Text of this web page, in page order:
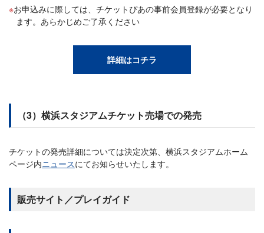
お申込みに際しては、チケットぴあの事前会員登録が必要となり
ます。あらかじめご了承ください
詳細はコチラ
（3）横浜スタジアムチケット売場での発売
チケットの発売詳細については決定次第、横浜スタジアムホーム
ページ内ニュースにてお知らせいたします。
販売サイト／プレイガイド